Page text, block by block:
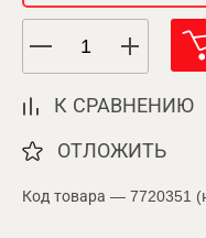
К СРАВНЕНИЮ
ОТЛОЖИТЬ
Код товара — 7720351